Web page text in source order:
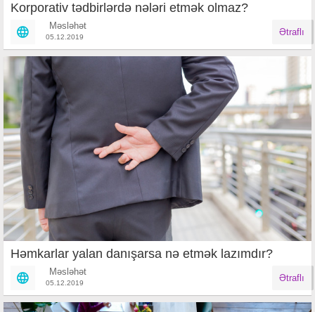
Korporativ tədbirlərdə nələri etmək olmaz?
Məsləhət
05.12.2019 Ətraflı
Həmkarlar yalan danışarsa nə etmək lazımdır?
Məsləhət
05.12.2019 Ətraflı